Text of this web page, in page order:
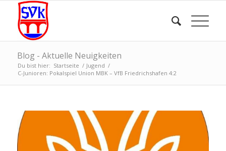
Blog - Aktuelle Neuigkeiten
Du bist hier: Startseite / Jugend /
C-Junioren: Pokalspiel Union MBK – VfB Friedrichshafen 4:2